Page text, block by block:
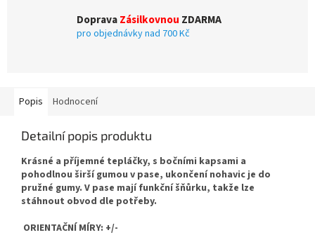
DopravaZásilkovnou ZDARMA
pro objednávky nad 700 Kč
Popis Hodnocení
Detailní popis produktu
Krásné a příjemné tepláčky, s bočními kapsami a
pohodlnou širší gumou v pase, ukončení nohavic je do
pružné gumy. V pase mají funkční šňůrku, takže lze
stáhnout obvod dle potřeby.
ORIENTAČNÍ MÍRY: +/-